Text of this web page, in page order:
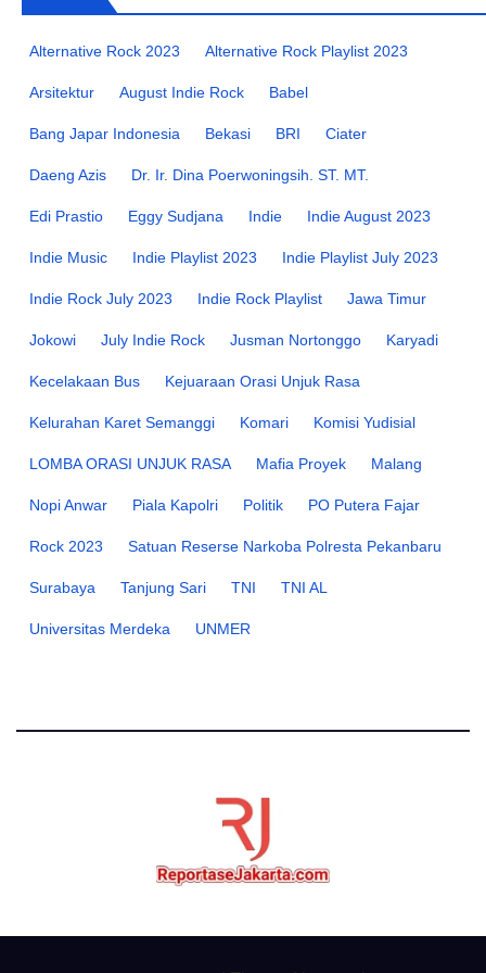
Alternative Rock 2023 Alternative Rock Playlist 2023
Arsitektur August Indie Rock Babel
Bang Japar Indonesia Bekasi BRI Ciater
Daeng Azis Dr. Ir. Dina Poerwoningsih. ST. MT.
Edi Prastio Eggy Sudjana Indie Indie August 2023
Indie Music Indie Playlist 2023 Indie Playlist July 2023
Indie Rock July 2023 Indie Rock Playlist Jawa Timur
Jokowi July Indie Rock Jusman Nortonggo Karyadi
Kecelakaan Bus Kejuaraan Orasi Unjuk Rasa
Kelurahan Karet Semanggi Komari Komisi Yudisial
LOMBA ORASI UNJUK RASA Mafia Proyek Malang
Nopi Anwar Piala Kapolri Politik PO Putera Fajar
Rock 2023 Satuan Reserse Narkoba Polresta Pekanbaru
Surabaya Tanjung Sari TNI TNI AL
Universitas Merdeka UNMER